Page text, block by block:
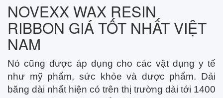
NOVEXX WAX RESIN
RIBBON GIÁ TỐT NHẤT VIỆT
NAM
Nó cũng được áp dụng cho các vật dụng y tế
như mỹ phẩm, sức khỏe và dược phẩm. Dải
băng dài nhất hiện có trên thị trường dài tới 1400